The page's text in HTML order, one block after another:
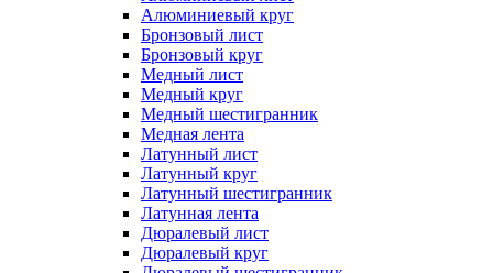
Алюминиевый круг
Бронзовый лист
Бронзовый круг
Медный лист
Медный круг
Медный шестигранник
Медная лента
Латунный лист
Латунный круг
Латунный шестигранник
Латунная лента
Дюралевый лист
Дюралевый круг